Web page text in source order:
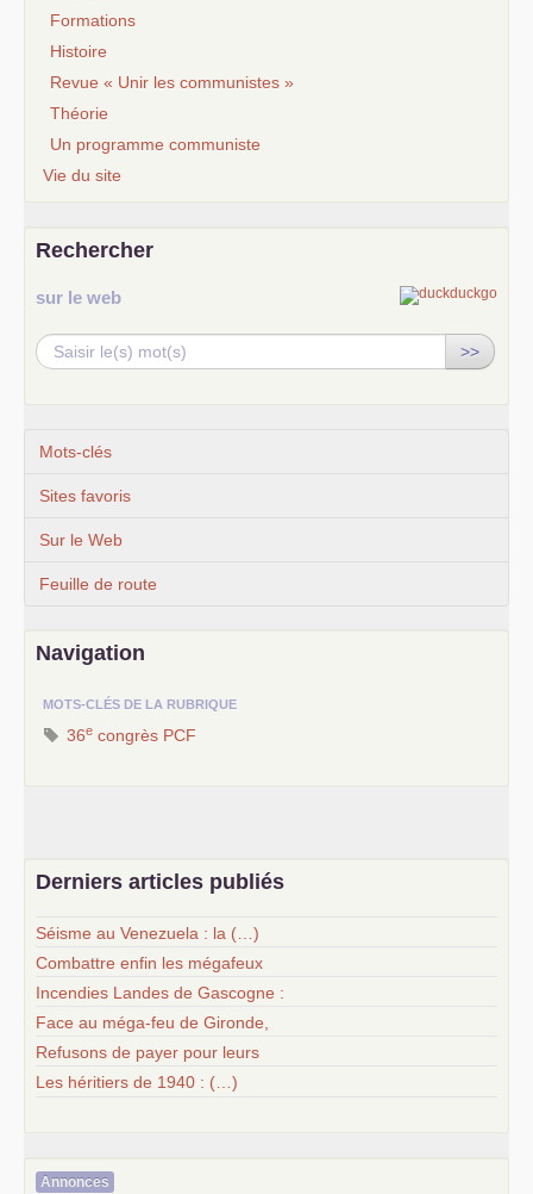
Formations
Histoire
Revue « Unir les communistes »
Théorie
Un programme communiste
Vie du site
Rechercher
sur le web
>>
Mots-clés
Sites favoris
Sur le Web
Feuille de route
Navigation
MOTS-CLÉS DE LA RUBRIQUE
36e congrès PCF
Derniers articles publiés
Séisme au Venezuela : la (…)
Combattre enfin les mégafeux
Incendies Landes de Gascogne :
Face au méga-feu de Gironde,
Refusons de payer pour leurs
Les héritiers de 1940 : (…)
Annonces